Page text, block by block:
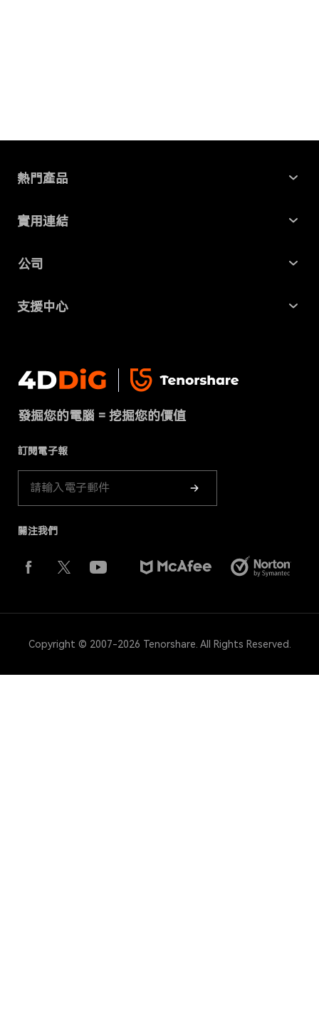
熱門產品
Windows 資料救援
AI File Repair
Partition Manager
實用連結
最新資訊
USB 隨身碟資料救援
免費線上檔案修復
公司
關於我們
條款 & 條件
Cookies政策（已更新）
支援中心
聯絡我們
發掘您的電腦 = 挖掘您的價值
訂閱電子報
關注我們
Copyright © 2007-2026 Tenorshare. All Rights Reserved.